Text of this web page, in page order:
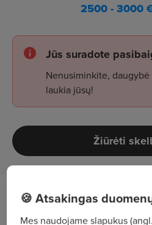
2500 - 3000
Jūs suradote
Nenusiminkite,
laukia jūsų!
Žiūrėti
Job Description
🍪 Atsakingas
Mes naudojame slapukus